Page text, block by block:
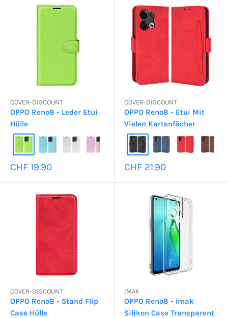
COVER-DISCOUNT
OPPO Reno8 - Leder Etui
Hülle
Sonderpreis
CHF 19.90
COVER-DISCOUNT
OPPO Reno8 - Etui Mit
Vielen Kartenfächer
Sonderpreis
CHF 21.90
COVER-DISCOUNT
OPPO Reno8 - Stand Flip
Case Hülle
IMAK
OPPO Reno8 - Imak
Silikon Case Transparent